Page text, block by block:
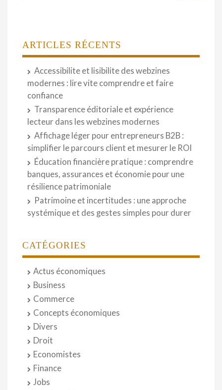
ARTICLES RÉCENTS
Accessibilite et lisibilite des webzines
modernes : lire vite comprendre et faire
confiance
Transparence éditoriale et expérience
lecteur dans les webzines modernes
Affichage léger pour entrepreneurs B2B :
simplifier le parcours client et mesurer le ROI
Éducation financière pratique : comprendre
banques, assurances et économie pour une
résilience patrimoniale
Patrimoine et incertitudes : une approche
systémique et des gestes simples pour durer
CATÉGORIES
Actus économiques
Business
Commerce
Concepts économiques
Divers
Droit
Economistes
Finance
Jobs